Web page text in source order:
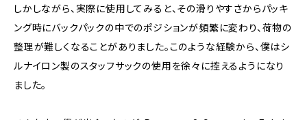
しかしながら、実際に使用してみると、その滑りやすさからパッキ
ング時にバックパックの中でのポジションが頻繁に変わり、荷物の
整理が難しくなることがありました。このような経験から、僕はシ
ルナイロン製のスタッフサックの使用を徐々に控えるようになり
ました。